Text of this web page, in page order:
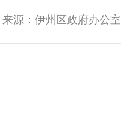
来源：伊州区政府办公室